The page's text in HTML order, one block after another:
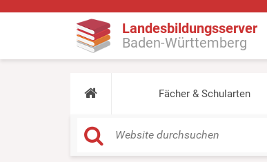
Landesbildungsserver
Baden-Württemberg
Fächer & Schularten